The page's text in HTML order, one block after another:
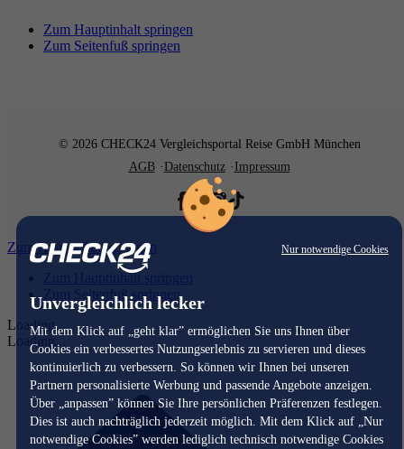
Nur notwendige Cookies
Unvergleichlich lecker
Mit dem Klick auf „geht klar” ermöglichen Sie uns Ihnen über
Cookies ein verbessertes Nutzungserlebnis zu servieren und dieses
kontinuierlich zu verbessern. So können wir Ihnen bei unseren
Partnern personalisierte Werbung und passende Angebote anzeigen.
Über „anpassen” können Sie Ihre persönlichen Präferenzen festlegen.
Dies ist auch nachträglich jederzeit möglich. Mit dem Klick auf „Nur
notwendige Cookies” werden lediglich technisch notwendige Cookies
Zum Hauptinhalt springen
Zum Seitenfuß springen
© 2026 CHECK24 Vergleichsportal Reise GmbH München
AGB
Datenschutz Impressum
Zum Hauptinhalt springen
Zum Hauptinhalt springen
Zum Seitenfuß springen
Loading...
Loading...